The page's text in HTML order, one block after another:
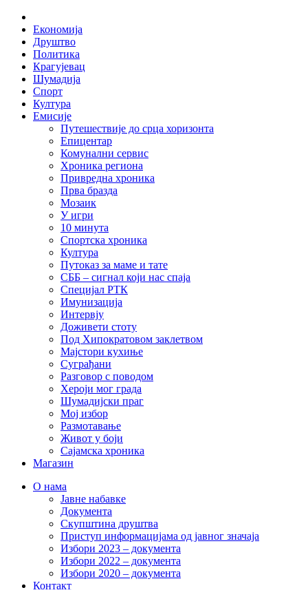
Skip
content
Економија
Друштво
Политика
Крагујевац
Шумадија
Спорт
Култура
Емисије
Путешествије до срца хоризонта
Епицентар
Комунални сервис
Хроника региона
Привредна хроника
Прва бразда
Мозаик
У игри
10 минута
Спортска хроника
Култура
Путоказ за маме и тате
СББ – сигнал који нас спаја
Специјал РТК
Имунизација
Интервју
Доживети стоту
Под Хипократовом заклетвом
Мајстори кухиње
Суграђани
Разговор с поводом
Хероји мог града
Шумадијски праг
Мој избор
Размотавање
Живот у боји
Сајамска хроника
Магазин
О нама
Јавне набавке
Документа
Скупштина друштва
Приступ информацијама од јавног значаја
Избори 2023 – документа
Избори 2022 – документа
Избори 2020 – документа
Контакт